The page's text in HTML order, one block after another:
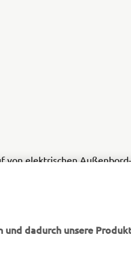
von elektrischen
und dadurch unsere